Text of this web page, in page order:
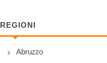
REGIONI
Abruzzo